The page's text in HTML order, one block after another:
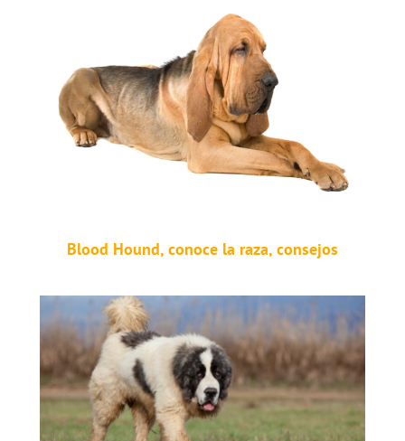
Blood Hound, conoce la raza, consejos